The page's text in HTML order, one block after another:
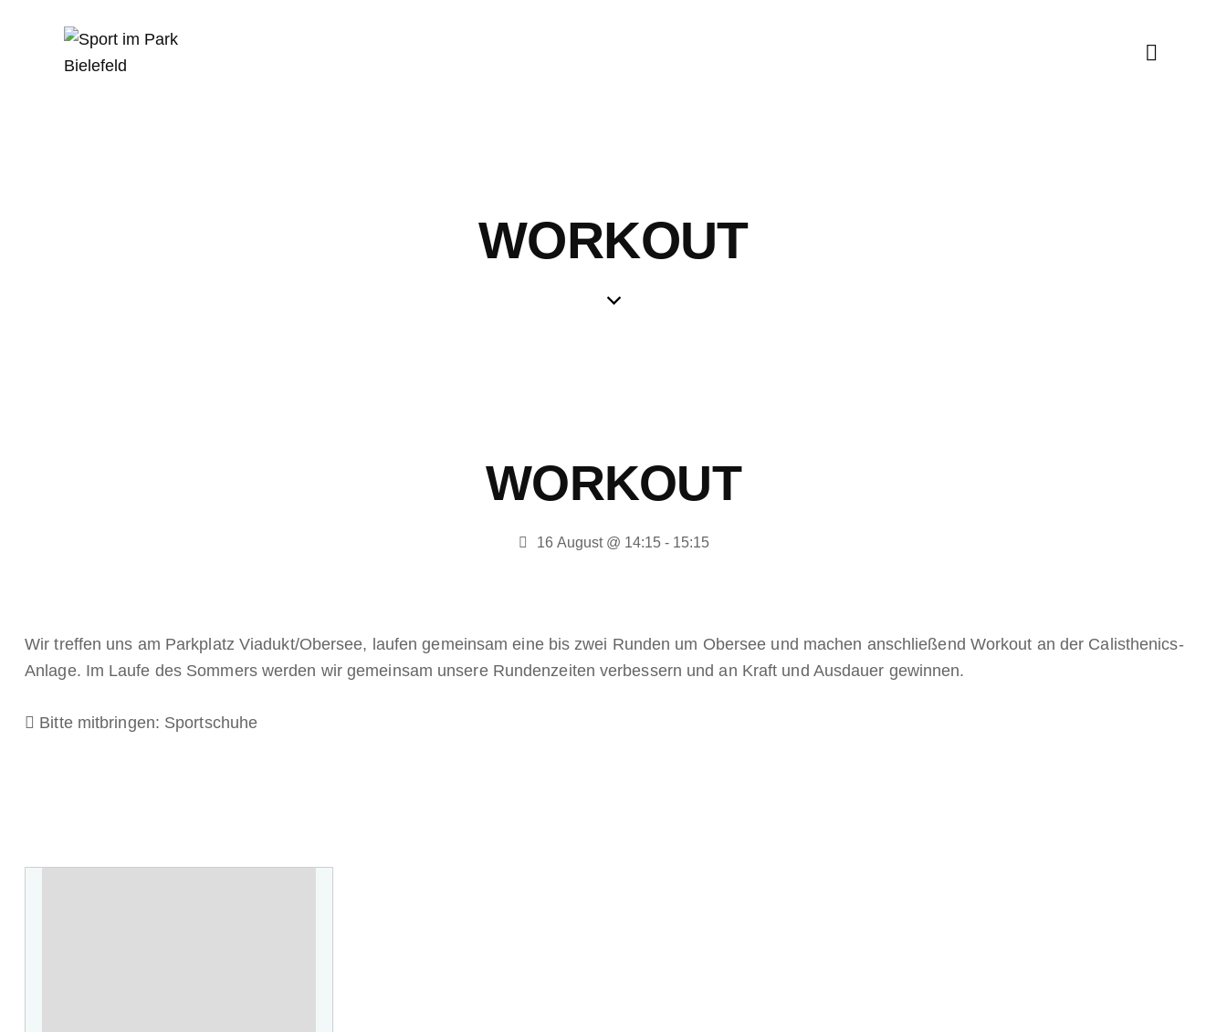
WORKOUT
WORKOUT
16 August @ 14:15- 15:15
Wir treffen uns am Parkplatz Viadukt/Obersee, laufen gemeinsam eine bis zwei Runden um Obersee und machen anschließend Workout an der Calisthenics-
Anlage. Im Laufe des Sommers werden wir gemeinsam unsere Rundenzeiten verbessern und an Kraft und Ausdauer gewinnen.
Bitte mitbringen: Sportschuhe